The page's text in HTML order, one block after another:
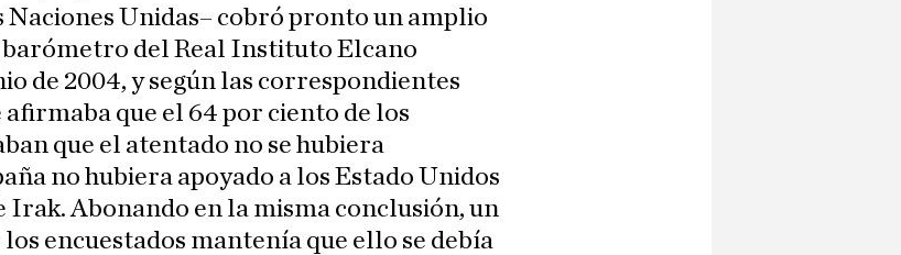
Naciones Unidas– cobró pronto un amplio
barómetro del Real Instituto Elcano
de 2004, y según las correspondientes
afirmaba que el 64 por ciento de los
que el atentado no se hubiera
no hubiera apoyado a los Estado Unidos
Irak. Abonando en la misma conclusión, un
encuestados mantenía que ello se debía